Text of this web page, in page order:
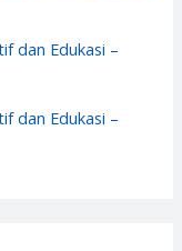
dan Edukasi –
dan Edukasi –